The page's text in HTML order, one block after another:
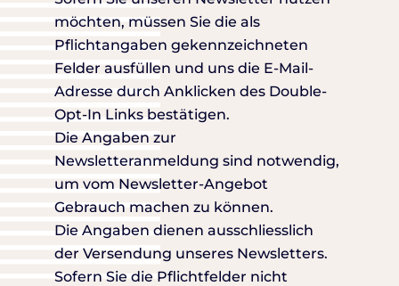
möchten, müssen Sie die als
Pflichtangaben gekennzeichneten
Felder ausfüllen und uns die E-Mail-
Adresse durch Anklicken des Double-
Opt-In Links bestätigen.
Die Angaben zur
Newsletteranmeldung sind notwendig,
um vom Newsletter-Angebot
Gebrauch machen zu können.
Die Angaben dienen ausschliesslich
der Versendung unseres Newsletters.
Sofern Sie die Pflichtfelder nicht